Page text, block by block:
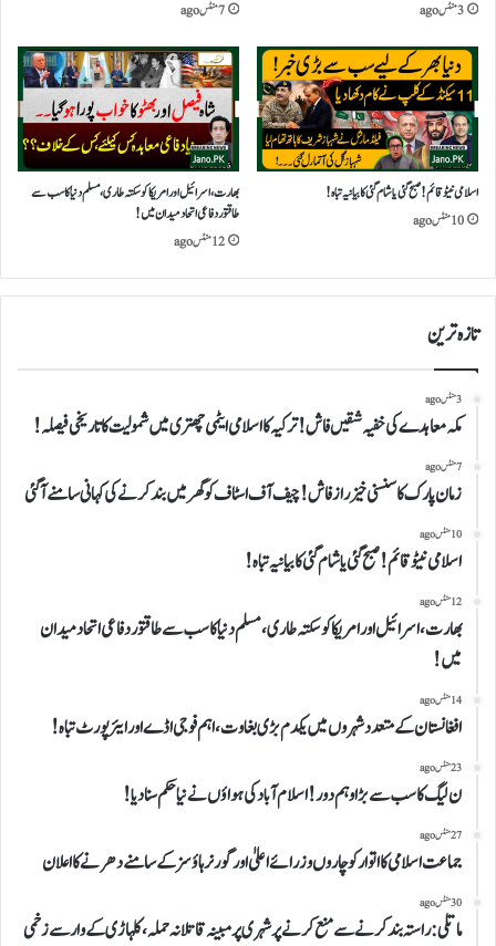
3 منٹس ago 7 منٹس ago
اسلامی نیٹو قائم!صبح گئی یاشام گئی کا بیانیہ تباہ!
10 منٹس ago
بھارت،اسرائیل اور امریکاکو سکتہ طاری،مسلم دنیا کاسب سے
طاقتور دفاعی اتحاد میدان میں!
12 منٹس ago
تازہ ترین
3 منٹس ago
مکہ معاہدے کی خفیہ شقیں فاش!ترکیہ کا اسلامی ایٹمی چھتری میں شمولیت کا تاریخی فیصلہ!
7 منٹس ago
زمان پارک کا سنسنی خیز راز فاش!چیف آف اسٹاف کو گھر میں بند کرنے کی کہانی سامنے آ گئی
10 منٹس ago
اسلامی نیٹو قائم!صبح گئی یاشام گئی کا بیانیہ تباہ!
12 منٹس ago
بھارت،اسرائیل اور امریکاکو سکتہ طاری،مسلم دنیا کاسب سے طاقتور دفاعی اتحاد میدان
میں!
14 منٹس ago
افغانستان کے متعدد شہروں میں یکدم بڑی بغاوت،اہم فوجی اڈے اور ایئرپورٹ تباہ!
23 منٹس ago
ن لیگ کاسب سے بڑاوہم دور!اسلام آباد کی ہواؤں نے نیا حکم سنا دیا!
27 منٹس ago
جماعت اسلامی کااتوارکوچاروں وزرائے اعلیٰ اور گورنر ہاؤسز کے سامنے دھرنے کا اعلان
30 منٹس ago
ماتلی: راستہ بند کرنے سے منع کرنے پر شہری پر مبینہ قاتلانہ حملہ، کلہاڑی کے وار سے زخمی